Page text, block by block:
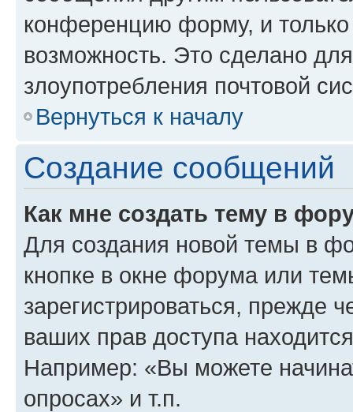
конференцию форму, и
возможность. Это сделано
злоупотребления почтовой
Вернуться к началу
Создание сообщений
Как мне создать тему в
Для создания новой темы в
кнопке в окне форума или
зарегистрироваться, прежде
ваших прав доступа
Например: «Вы можете
опросах» и т.п.